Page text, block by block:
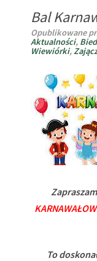
Bal
Opublikowane
Aktualności,
Wiewiórki,
To